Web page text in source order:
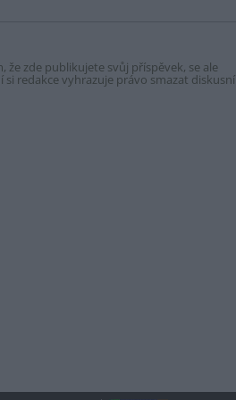
že zde publikujete svůj příspěvek, se ale
si redakce vyhrazuje právo smazat diskusní